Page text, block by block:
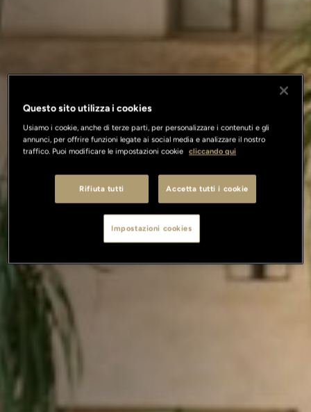
Questo sito utilizza i cookies
Usiamo i cookie, anche di terze parti, per personalizzare i contenuti e gli
annunci, per offrire funzioni legate ai social media e analizzare il nostro
traffico. Puoi modificare le impostazioni cookie cliccando qui
Rifiuta tutti Accetta tutti i cookie
Impostazioni cookies